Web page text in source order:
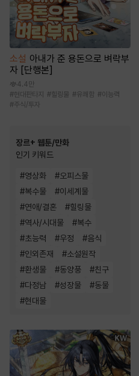
소설 아내가 준 용돈으로 벼락부
자 [단행본]
4.4만
#현대판타지 # 힐링물 #유쾌함 #이능력
#주식/투자
장르+ 웹툰/만화
인기 키워드
#영상화 #오피스물
#복수물 #이세계물
#연애/결혼 #힐링물
#역사/시대물 #복수
#초능력 #우정 #음식
#인외존재 #소설원작
#환생물 #동양풍 #친구
#다정남 #성장물 #동물
#현대물